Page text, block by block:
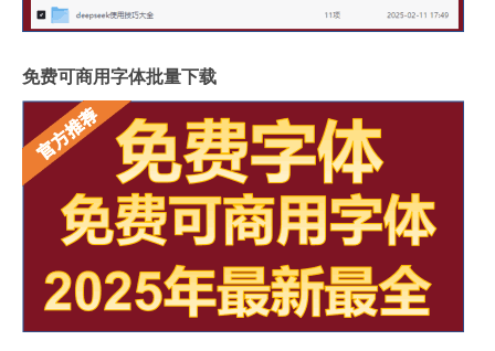
免费可商用字体批量下载